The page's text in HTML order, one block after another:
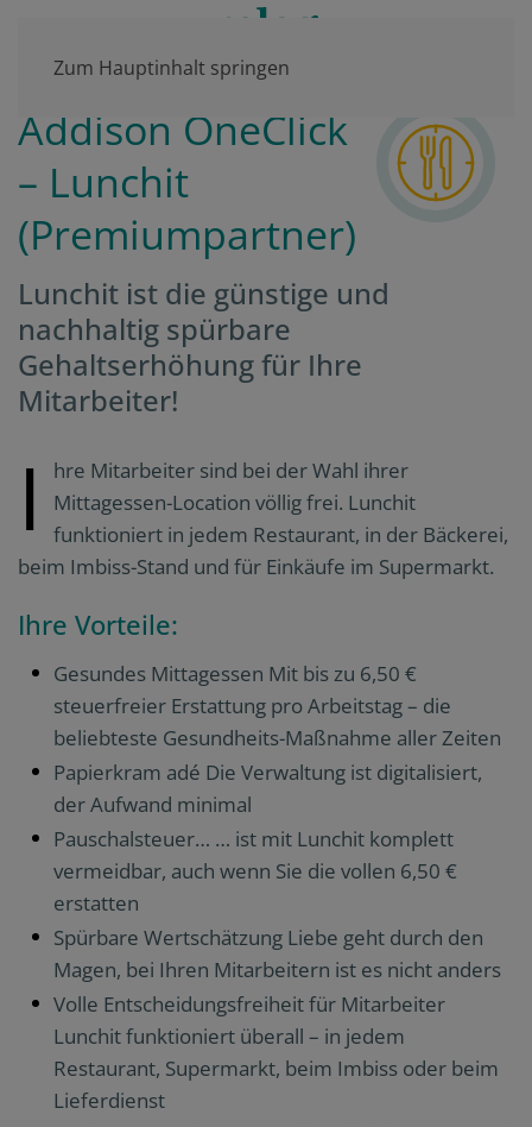
Zum Hauptinhalt springen
Addison OneClick
– Lunchit
(Premiumpartner)
Lunchit ist die günstige und
nachhaltig spürbare
Gehaltserhöhung für Ihre
Mitarbeiter!
I
hre Mitarbeiter sind bei der Wahl ihrer
Mittagessen-Location völlig frei. Lunchit
funktioniert in jedem Restaurant, in der Bäckerei,
beim Imbiss-Stand und für Einkäufe im Supermarkt.
Ihre Vorteile:
Gesundes Mittagessen Mit bis zu 6,50 €
steuerfreier Erstattung pro Arbeitstag – die
beliebteste Gesundheits-Maßnahme aller Zeiten
Papierkram adé Die Verwaltung ist digitalisiert,
der Aufwand minimal
Pauschalsteuer… … ist mit Lunchit komplett
vermeidbar, auch wenn Sie die vollen 6,50 €
erstatten
Spürbare Wertschätzung Liebe geht durch den
Magen, bei Ihren Mitarbeitern ist es nicht anders
Volle Entscheidungsfreiheit für Mitarbeiter
Lunchit funktioniert überall – in jedem
Restaurant, Supermarkt, beim Imbiss oder beim
Lieferdienst